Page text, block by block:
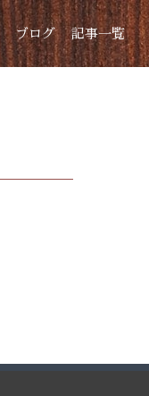
ブログ 記事一覧